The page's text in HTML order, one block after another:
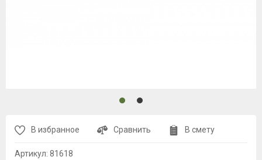
В избранное Сравнить В смету
Артикул: 81618